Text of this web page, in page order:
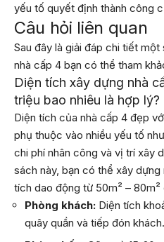
yếu tố quyết định thành công
Câu hỏi liên quan
Sau đây là giải đáp chi tiết
nhà cấp 4 bạn có thể tham
Diện tích xây dựng nhà
triệu bao nhiêu là hợp lý?
Diện tích của nhà cấp 4 đẹp
phụ thuộc vào nhiều yếu tố
chi phí nhân công và vị trí xây
sách này, bạn có thể xây
tích dao động từ 50m² –
Phòng khách: Diện tích
quây quần và tiếp đón khách.